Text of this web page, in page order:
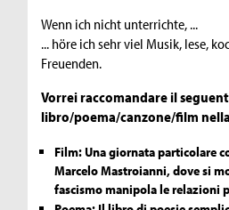
Wenn ich nicht unterrichte, ...
... höre ich sehr viel Musik, lese,
Freuenden.
Vorrei raccomandare il
libro/poema/canzone/film
Film: Una giornata particolare
Marcelo Mastroianni, dove si
fascismo manipola le relazioni